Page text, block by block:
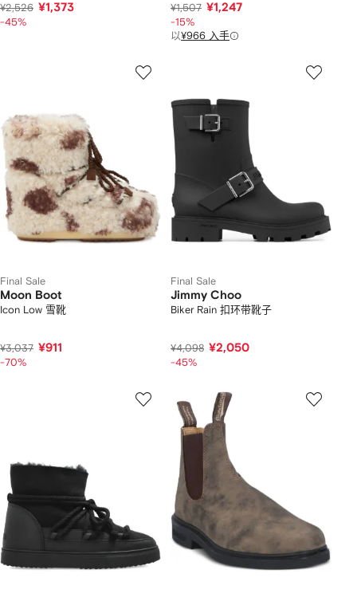
¥2,526 ¥1,373
-45%
¥1,507 ¥1,247
-15%
以¥966 入手
Final Sale
Moon Boot
Icon Low 雪靴
¥3,037 ¥911
-70%
Final Sale
Jimmy Choo
Biker Rain 扣环带靴子
¥4,098 ¥2,050
-45%